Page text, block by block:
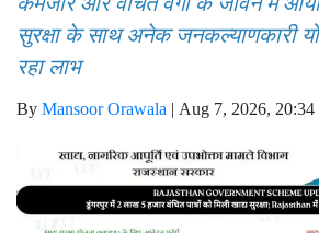
सुरक्षा के साथ अनेक जनकल्याणकारी
रहा लाभ
By Mansoor Orawala | Aug 7, 2026,